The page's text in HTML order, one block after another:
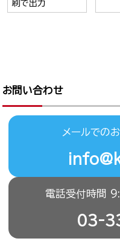
刷で出力
お問い合わせ
メールでの
電話受付時間
03-